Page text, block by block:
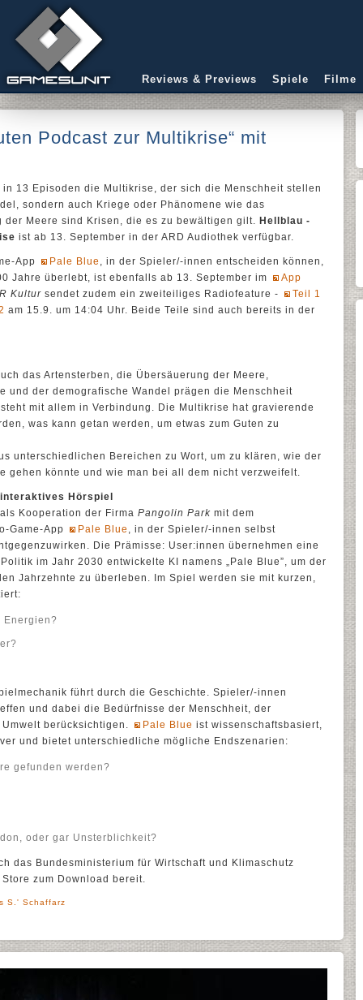
Reviews & Previews Spiele Filme
Podcast zur Multikrise“ mit
13 Episoden die Multikrise, der sich die Menschheit stellen
sondern auch Kriege oder Phänomene wie das
der Meere sind Krisen, die es zu bewältigen gilt. Hellblau -
ist ab 13. September in der ARD Audiothek verfügbar.
App Pale Blue , in der Spieler/-innen entscheiden können,
Jahre überlebt, ist ebenfalls ab 13. September im
App
Kultur sendet zudem ein zweiteiliges Radiofeature -
Teil 1
am 15.9. um 14:04 Uhr. Beide Teile sind auch bereits in der
das Artensterben, die Übersäuerung der Meere,
und der demografische Wandel prägen die Menschheit
mit allem in Verbindung. Die Multikrise hat gravierende
was kann getan werden, um etwas zum Guten zu
unterschiedlichen Bereichen zu Wort, um zu klären, wie der
gehen könnte und wie man bei all dem nicht verzweifelt.
Hörspiel
Kooperation der Firma Pangolin Park mit dem
Game-App
Pale Blue , in der Spieler/-innen selbst
Die Prämisse: User:innen übernehmen eine
im Jahr 2030 entwickelte KI namens „Pale Blue”, um der
Jahrzehnte zu überleben. Im Spiel werden sie mit kurzen,
Energien?
führt durch die Geschichte. Spieler/-innen
und dabei die Bedürfnisse der Menschheit, der
berücksichtigen.
Pale Blue ist wissenschaftsbasiert,
und bietet unterschiedliche mögliche Endszenarien:
gefunden werden?
oder gar Unsterblichkeit?
das Bundesministerium für Wirtschaft und Klimaschutz
zum Download bereit.
S.' Schaffarz